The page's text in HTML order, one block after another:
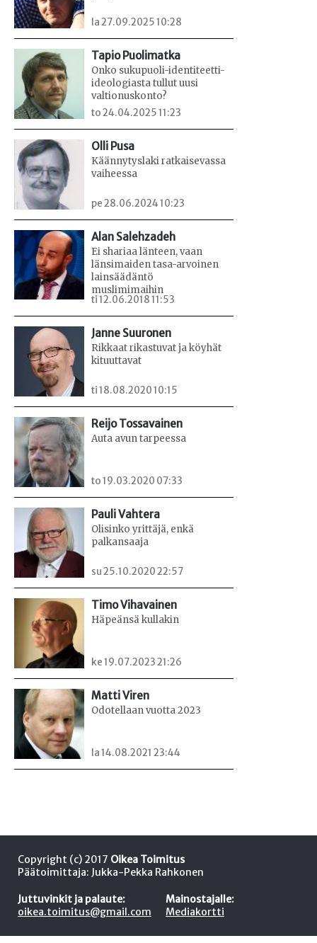
la 27.09.2025 10:28
Tapio Puolimatka
Onko sukupuoli-identiteetti-
ideologiasta tullut uusi
valtionuskonto?
to 24.04.2025 11:23
Olli Pusa
Käännytyslaki ratkaisevassa
vaiheessa
pe 28.06.2024 10:23
Alan Salehzadeh
Ei shariaa länteen, vaan
länsimaiden tasa-arvoinen
lainsäädäntö
muslimimaihin
ti 12.06.2018 11:53
Janne Suuronen
Rikkaat rikastuvat ja köyhät
kituuttavat
ti 18.08.2020 10:15
Reijo Tossavainen
Auta avun tarpeessa
to 19.03.2020 07:33
Pauli Vahtera
Olisinko yrittäjä, enkä
palkansaaja
su 25.10.2020 22:57
Timo Vihavainen
Häpeänsä kullakin
ke 19.07.2023 21:26
Matti Viren
Odotellaan vuotta 2023
la 14.08.2021 23:44
Copyright (c) 2017 Oikea Toimitus
Päätoimittaja: Jukka-Pekka Rahkonen
Juttuvinkit ja palaute:
oikea.toimitus@gmail.com
Mainostajalle:
Mediakortti